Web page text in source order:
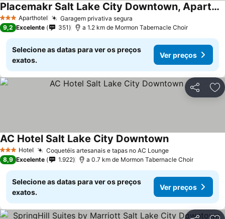
3 EstrelasAparthotel Garagem privativa segura
Placemakr Salt Lake City Downtown, Apartments by Hilton
9,2 Excelente 351 a 1.2 km de Mormon Tabernacle Choir
Selecione as datas para ver os preços
exatos.
Ver preços
Partilhar
3 EstrelasHotel Coquetéis artesanais e tapas no AC Lounge
AC Hotel Salt Lake City Downtown
8,9 Excelente 1.922 a 0.7 km de Mormon Tabernacle Choir
Selecione as datas para ver os preços
exatos.
Ver preços